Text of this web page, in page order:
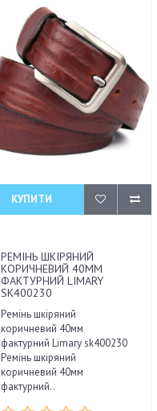
КУПИТИ
РЕМІНЬ ШКІРЯНИЙ
КОРИЧНЕВИЙ 40ММ
ФАКТУРНИЙ LIMARY
SK400230
Ремінь шкіряний
коричневий 40мм
фактурний Limary sk400230
Ремінь шкіряний
коричневий 40мм
фактурний..